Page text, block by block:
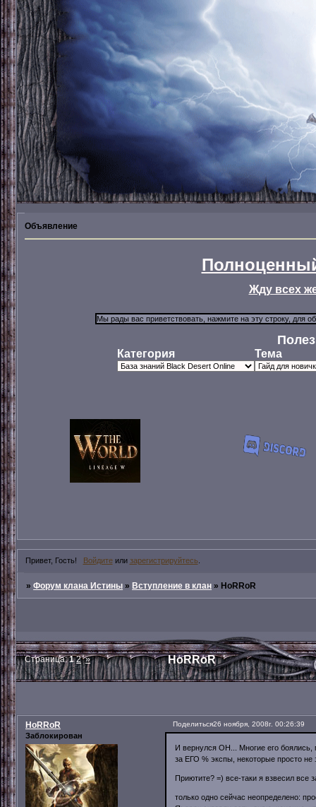
Объявление
Жду всех
Категория Тема
Привет, Гость! Войдитеили зарегистрируйтесь
»Форум клана Истины »Вступление в клан »HoRRoR
HoRRoR
Страница:1 2 »
Поделиться26 ноября, 2008г. 00:26:39
HoRRoR
Заблокирован
И вернулся ОН... Многие его боялись,
за ЕГО % экспы, некоторые просто
Приютите? =) все-таки я взвесил все
только одно сейчас неопределено: